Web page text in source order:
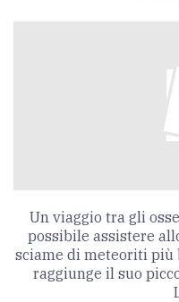
Un viaggio tra gli
possibile assistere
sciame di meteoriti più
raggiunge il suo